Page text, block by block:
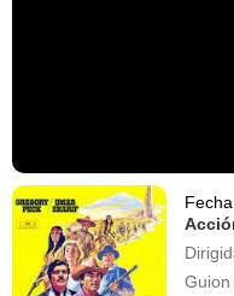
Guion